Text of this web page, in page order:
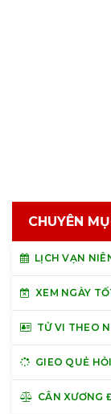
CHUYÊN
LỊCH VẠN
XEM NGÀY
TỬ VI THEO
GIEO QUẺ
CÂN XƯƠNG